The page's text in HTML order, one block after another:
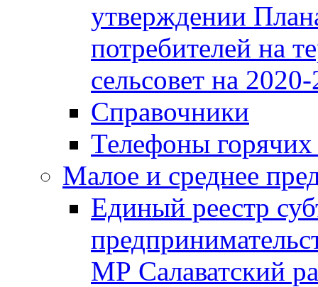
утверждении
потребителей на
сельсовет на 2020-
Справочники
Телефоны
Малое и среднее
Единый реестр
МР Салаватский